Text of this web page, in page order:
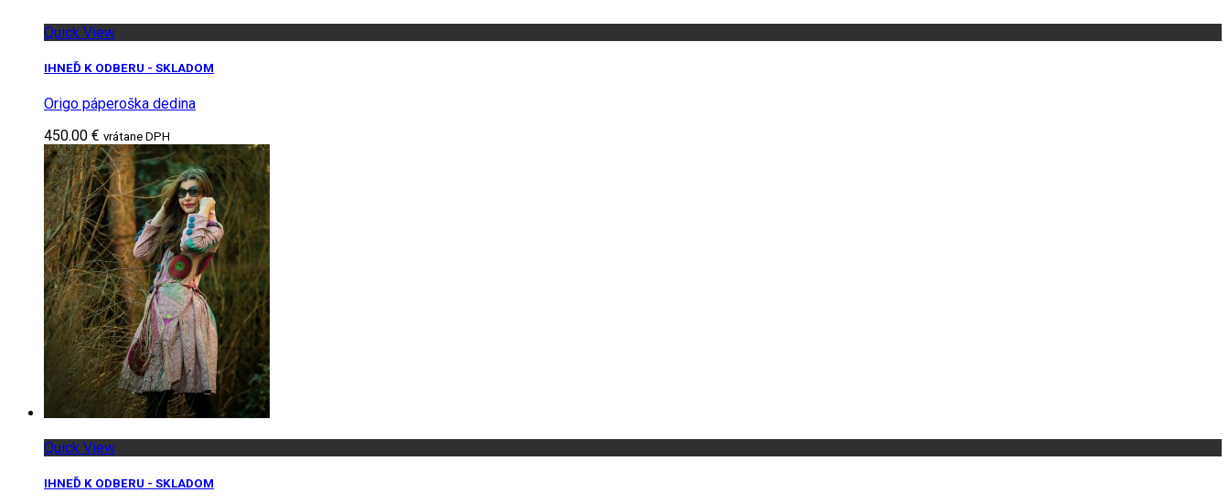
Quick View
IHNEĎ K ODBERU - SKLADOM
Origo páperoška dedina
450.00 € vrátane DPH
Quick View
IHNEĎ K ODBERU - SKLADOM